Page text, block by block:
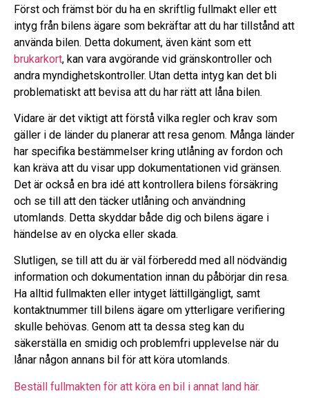
Först och främst bör du ha en skriftlig fullmakt eller ett
intyg från bilens ägare som bekräftar att du har tillstånd att
använda bilen. Detta dokument, även känt som ett
brukarkort, kan vara avgörande vid gränskontroller och
andra myndighetskontroller. Utan detta intyg kan det bli
problematiskt att bevisa att du har rätt att låna bilen.
Vidare är det viktigt att förstå vilka regler och krav som
gäller i de länder du planerar att resa genom. Många länder
har specifika bestämmelser kring utlåning av fordon och
kan kräva att du visar upp dokumentationen vid gränsen.
Det är också en bra idé att kontrollera bilens försäkring
och se till att den täcker utlåning och användning
utomlands. Detta skyddar både dig och bilens ägare i
händelse av en olycka eller skada.
Slutligen, se till att du är väl förberedd med all nödvändig
information och dokumentation innan du påbörjar din resa.
Ha alltid fullmakten eller intyget lättillgängligt, samt
kontaktnummer till bilens ägare om ytterligare verifiering
skulle behövas. Genom att ta dessa steg kan du
säkerställa en smidig och problemfri upplevelse när du
lånar någon annans bil för att köra utomlands.
Beställ fullmakten för att köra en bil i annat land här.